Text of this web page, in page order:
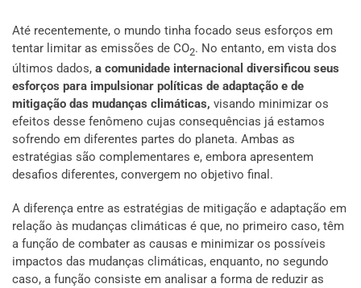
Até recentemente, o mundo tinha focado seus esforços em
tentar limitar as emissões de CO2. No entanto, em vista dos
últimos dados, a comunidade internacional diversificou seus
esforços para impulsionar políticas de adaptação e de
mitigação das mudanças climáticas, visando minimizar os
efeitos desse fenômeno cujas consequências já estamos
sofrendo em diferentes partes do planeta. Ambas as
estratégias são complementares e, embora apresentem
desafios diferentes, convergem no objetivo final.
A diferença entre as estratégias de mitigação e adaptação em
relação às mudanças climáticas é que, no primeiro caso, têm
a função de combater as causas e minimizar os possíveis
impactos das mudanças climáticas, enquanto, no segundo
caso, a função consiste em analisar a forma de reduzir as